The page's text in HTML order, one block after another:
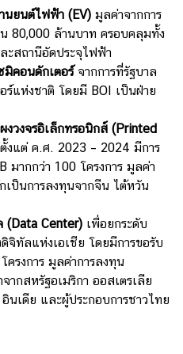
นยนต์ไฟฟ้า (EV) มูลค่าจากการ
80,000 ล้านบาท ครอบคลุมทั้ง
ะสถานีอัดประจุไฟฟ้า
มิคอนดักเตอร์จากการที่รัฐบาล
ร์แห่งชาติ โดยมี BOI เป็นฝ่าย
งวงจรอิเล็กทรอนิกส์ (Printed
งแต่ ค.ศ. 2023 – 2024 มีการ
มากกว่า 100 โครงการ มูลค่า
ป็นการลงทุนจากจีน ไต้หวัน
(Data Center) เพื่อยกระดับ
จิทัลแห่งเอเชีย โดยมีการขอรับ
ครงการ มูลค่าการลงทุน
กสหรัฐอเมริกา ออสเตรเลีย
เดีย และผู้ประกอบการชาวไทย